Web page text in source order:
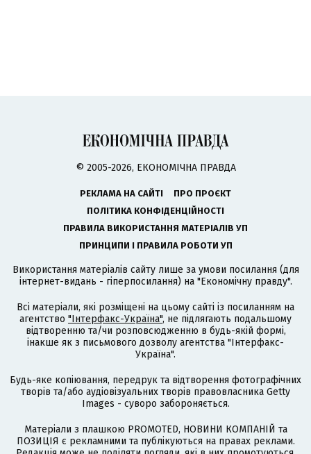
© 2005-2026, ЕКОНОМІЧНА ПРАВДА
РЕКЛАМА НА САЙТІ
ПРО ПРОЄКТ
ПОЛІТИКА КОНФІДЕНЦІЙНОСТІ
ПРАВИЛА ВИКОРИСТАННЯ МАТЕРІАЛІВ УП
ПРИНЦИПИ І ПРАВИЛА РОБОТИ УП
Використання матеріалів сайту лише за умови посилання (для
інтернет-видань - гіперпосилання) на "Економічну правду".
Всі матеріали, які розміщені на цьому сайті із посиланням на
агентство "Інтерфакс-Україна", не підлягають подальшому
відтворенню та/чи розповсюдженню в будь-якій формі,
інакше як з письмового дозволу агентства "Інтерфакс-
Україна".
Будь-яке копіювання, передрук та відтворення фотографічних
творів та/або аудіовізуальних творів правовласника Getty
Images - суворо забороняється.
Матеріали з плашкою PROMOTED, НОВИНИ КОМПАНІЙ та
ПОЗИЦІЯ є рекламними та публікуються на правах реклами.